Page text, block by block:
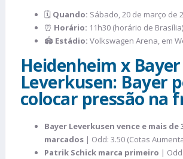
🗓️ Quando: Sábado, 20 de março de
⏰ Horário: 11h30 (horário de Brasília)
🏟️ Estádio: Volkswagen Arena, em
Heidenheim x Bayer
Leverkusen: Bayer
colocar pressão na
Bayer Leverkusen vence e mais de
marcados | Odd: 3.50 (Cotas
Patrik Schick marca primeiro |